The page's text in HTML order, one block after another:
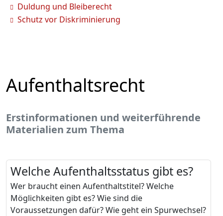
Duldung und Bleiberecht
Schutz vor Diskriminierung
Aufenthaltsrecht
Erstinformationen und weiterführende
Materialien zum Thema
Welche Aufenthaltsstatus gibt es?
Wer braucht einen Aufenthaltstitel? Welche
Möglichkeiten gibt es? Wie sind die
Voraussetzungen dafür? Wie geht ein Spurwechsel?